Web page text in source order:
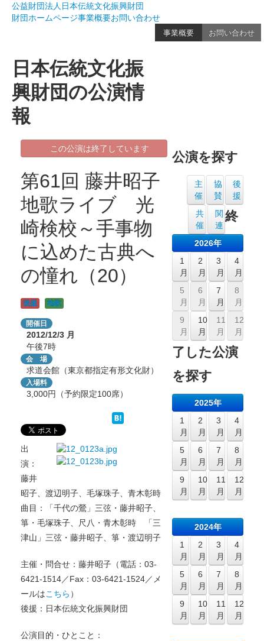
公益財団法人日本伝統文化振興財団
財団ホームページ事業概要お問い合わせ
日本伝統文化振
興財団の公演情
報
事業概要 お問い合わせ
この公演は終了しています
第61回 藤井昭子
地歌ライブ 光
崎検校～手事物
に込めた古典へ
の憧れ（20）
後援 地歌
開催日
2012/12/3 月
午後7時
会 場
求道会館（東京都指定有形文化財）
入場料
3,000円（予約限定100席）
出
演：
藤井
昭子、渡辺明子、毛塚珠子、青木彰時
曲目：「千代の鶯」三弦・藤井昭子、
箏・毛塚珠子、尺八・青木彰時 「三
津山」三弦・藤井昭子、箏・渡辺明子
主催・問合せ：藤井昭子（電話：03-
6421-1514／Fax：03-6421-1524／メ
ールはこちら ）
後援：日本伝統文化振興財団
公演目的・ひとこと：
公演を探す
主
催
協
賛
後
援
共
催
関
連
2026年
1
月
2
月
3
月
4
月
5
月
6
月
7
月
8
月
9
月
10
月
11
月
12
月
終
了した公演
を探す
2025年
1
月
2
月
3
月
4
月
5
月
6
月
7
月
8
月
9
月
10
月
11
月
12
月
2024年
1
月
2
月
3
月
4
月
5
月
6
月
7
月
8
月
9
月
10
月
11
月
12
月